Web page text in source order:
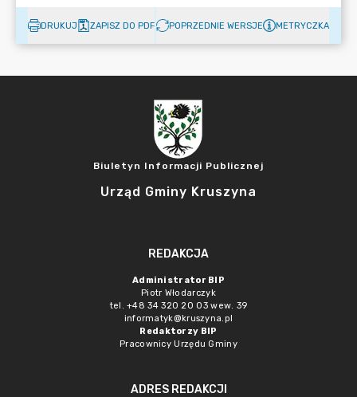
DRUKUJ ZAPISZ DO PDF POPRZEDNIE WERSJE METRYCZKA
Biuletyn Informacji Publicznej
Urząd Gminy Kruszyna
REDAKCJA
Administrator BIP
Piotr Włodarczyk
tel. +48 34 320 20 03 wew. 39
informatyk@kruszyna.pl
Redaktorzy BIP
Pracownicy Urzędu Gminy
ADRES REDAKCJI